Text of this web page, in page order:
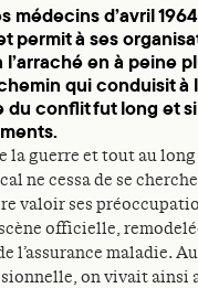
médecins d’avril
permit à ses
en à peine
qui conduisit à
conflit fut long et
la guerre et tout au long
ne cessa de se
valoir ses
officielle,
l’assurance maladie.
on vivait ainsi